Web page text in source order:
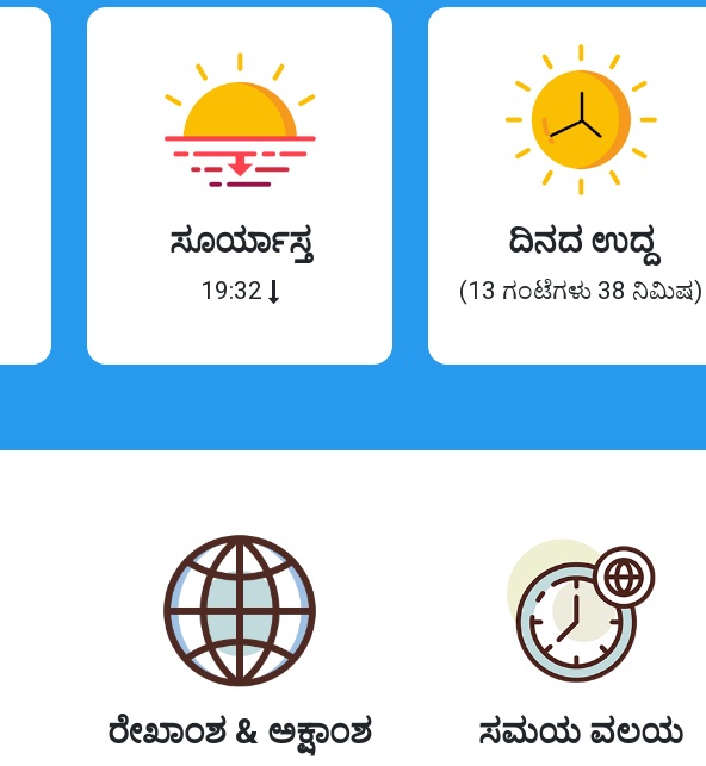
ಸೂರ್ಯಾಸ್ತ
19:32
ದಿನದ ಉದ್ದ
(13 ಗಂಟೆಗಳು 38 ನಿಮಿಷ)
ರೇಖಾಂಶ & ಅಕ್ಷಾಂಶ ಸಮಯ ವಲಯ